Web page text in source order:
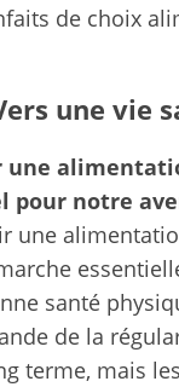
de choix
une vie
une
pour notre
une
santé
de la
terme, mais